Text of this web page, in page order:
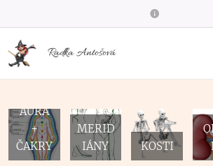
Radka Antošová
AURA
+
ČAKRY
MERID
IÁNY
KOSTI